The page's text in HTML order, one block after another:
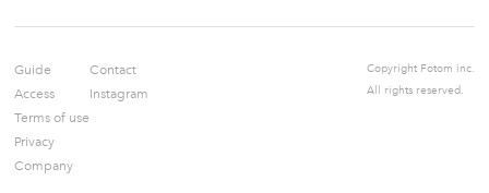
Guide
Access
Terms of use
Privacy
Company
Contact
Instagram
Copyright Fotom inc.
All rights reserved.